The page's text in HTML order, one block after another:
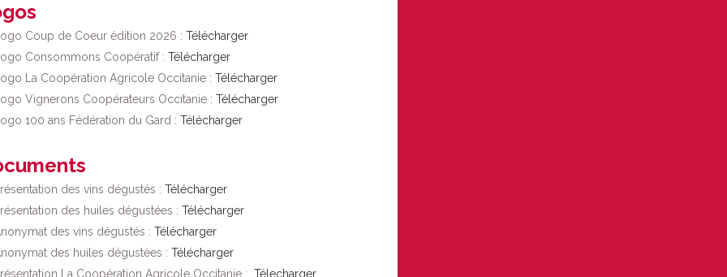
Logo Coup de Coeur édition 2026 : Télécharger
Logo Consommons Coopératif : Télécharger
Logo La Coopération Agricole Occitanie : Télécharger
Logo Vignerons Coopérateurs Occitanie : Télécharger
Logo 100 ans Fédération du Gard : Télécharger
des vins dégustés : Télécharger
des huiles dégustées : Télécharger
des vins dégustés : Télécharger
des huiles dégustées : Télécharger
La Coopération Agricole Occitanie : Télecharger